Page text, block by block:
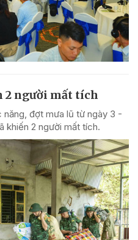
2 người mất tích
đợt mưa lũ từ ngày 3 -
khiến 2 người mất tích.